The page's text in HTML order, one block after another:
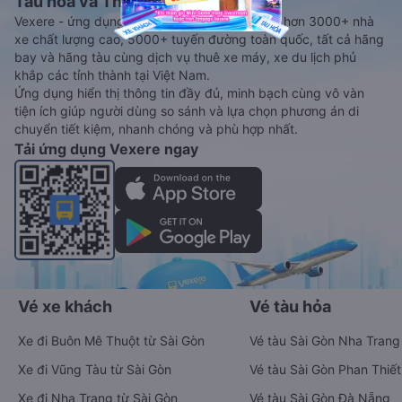
Vexere - ứng dụng đặt vé đa phương tiện với hơn 3000+ nhà
xe chất lượng cao, 5000+ tuyến đường toàn quốc, tất cả hãng
bay và hãng tàu cùng dịch vụ thuê xe máy, xe du lịch phủ
khắp các tỉnh thành tại Việt Nam.
Ứng dụng hiển thị thông tin đầy đủ, minh bạch cùng vô vàn
tiện ích giúp người dùng so sánh và lựa chọn phương án di
chuyển tiết kiệm, nhanh chóng và phù hợp nhất.
Tải ứng dụng Vexere ngay
Vé xe khách
Xe đi Buôn Mê Thuột từ Sài Gòn
Xe đi Vũng Tàu từ Sài Gòn
Xe đi Nha Trang từ Sài Gòn
Vé tàu hỏa
Vé tàu Sài Gòn Nha Trang
Vé tàu Sài Gòn Phan Thiết
Vé tàu Sài Gòn Đà Nẵng